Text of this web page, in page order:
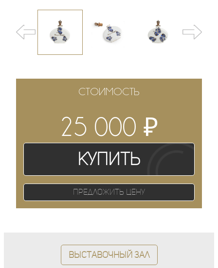
СТОИМОСТЬ
25 000₽
Купить
Предложить цену
Выставочный зал